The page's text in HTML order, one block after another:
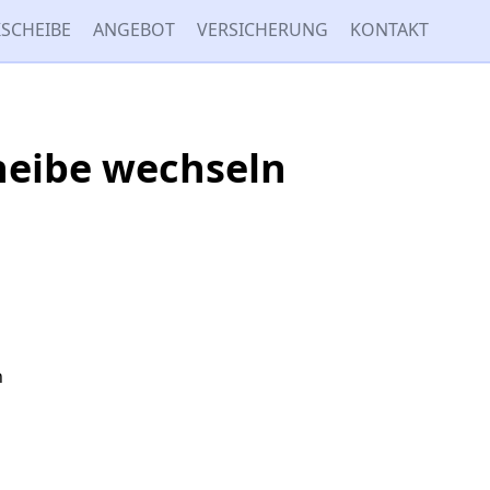
ANGEBOT VERSICHERUNG KONTAKT
wechseln